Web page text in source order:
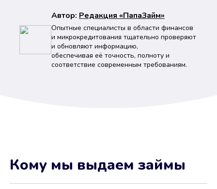
Автор: Peдaкция «ПапаЗайм»
Опытные специалисты в области финансов
и микрокредитования тщательно проверяют
и обновляют информацию,
обеспечивая её точность, полноту и
соответствие современным требованиям.
Кому мы выдаем займы